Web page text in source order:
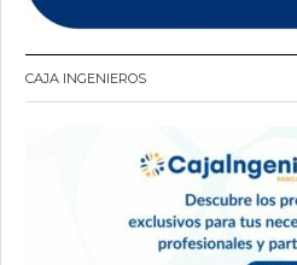
CAJA INGENIEROS